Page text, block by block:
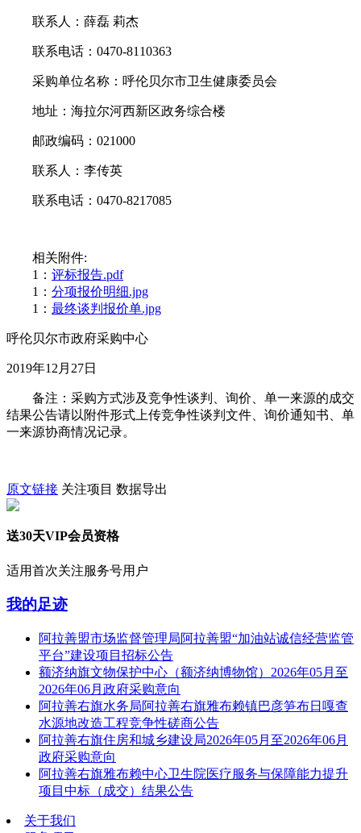
联系人：薛磊 莉杰
联系电话：0470-8110363
采购单位名称：呼伦贝尔市卫生健康委员会
地址：海拉尔河西新区政务综合楼
邮政编码：021000
联系人：李传英
联系电话：0470-8217085
相关附件:
1： 评标报告.pdf
1： 分项报价明细.jpg
1： 最终谈判报价单.jpg
呼伦贝尔市政府采购中心
2019年12月27日
备注：采购方式涉及竞争性谈判、询价、单一来源的成交
结果公告请以附件形式上传竞争性谈判文件、询价通知书、单
一来源协商情况记录。
原文链接 关注项目 数据导出
送30天VIP会员资格
适用首次关注服务号用户
我的足迹
阿拉善盟市场监督管理局阿拉善盟“加油站诚信经营监管
平台”建设项目招标公告
额济纳旗文物保护中心（额济纳博物馆）2026年05月至
2026年06月政府采购意向
阿拉善右旗水务局阿拉善右旗雅布赖镇巴彦笋布日嘎查
水源地改造工程竞争性磋商公告
阿拉善右旗住房和城乡建设局2026年05月至2026年06月
政府采购意向
阿拉善右旗雅布赖中心卫生院医疗服务与保障能力提升
项目中标（成交）结果公告
关于我们